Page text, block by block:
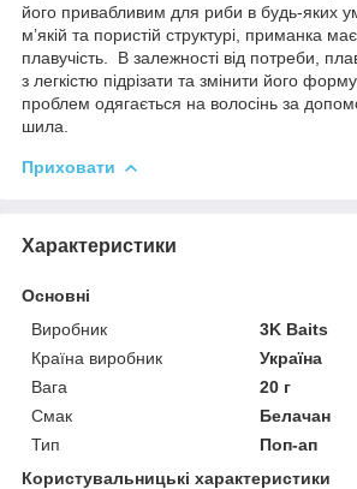
його привабливим для риби в будь-яких
м’якій та пористій структурі, приманка
плавучість. В залежності від потреби,
з легкістю підрізати та змінити його
проблем одягається на волосінь за
шила.
Приховати
Характеристики
Основні
Виробник
3K Baits
Країна виробник
Україна
Вага
20 г
Смак
Белачан
Тип
Поп-ап
Користувальницькі характеристики